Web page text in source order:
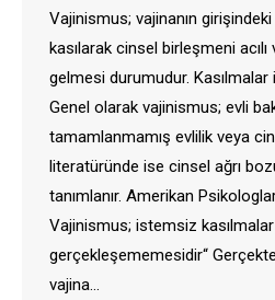
Vajinismus; vajinanın girişindeki
kasılarak cinsel birleşmeni
gelmesi durumudur. Kasılmalar
Genel olarak vajinismus; evli
tamamlanmamış evlilik veya
literatüründe ise cinsel ağrı
tanımlanır. Amerikan
Vajinismus; istemsiz
gerçekleşememesidir“
vajina…